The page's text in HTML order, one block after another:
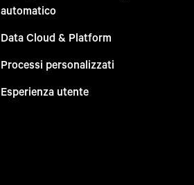
automatico
Data Cloud & Platform
Processi personalizzati
Esperienza utente